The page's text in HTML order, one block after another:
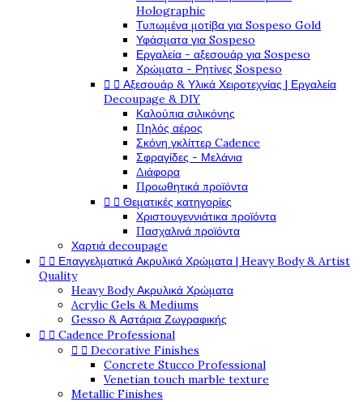
Holographic
Τυπωμένα μοτίβα για Sospeso Gold
Υφάσματα για Sospeso
Εργαλεία - αξεσουάρ για Sospeso
Χρώματα - Ρητίνες Sospeso
  Αξεσουάρ & Υλικά Χειροτεχνίας | Εργαλεία
Decoupage & DIY
Καλούπια σιλικόνης
Πηλός αέρος
Σκόνη γκλίττερ Cadence
Σφραγίδες - Μελάνια
Διάφορα
Προωθητικά προϊόντα
  Θεματικές κατηγορίες
Χριστουγεννιάτικα προϊόντα
Πασχαλινά προϊόντα
Χαρτιά decoupage
  Επαγγελματικά Ακρυλικά Χρώματα | Heavy Body & Artist
Quality
Heavy Body Ακρυλικά Χρώματα
Acrylic Gels & Mediums
Gesso & Αστάρια Ζωγραφικής
  Cadence Professional
  Decorative Finishes
Concrete Stucco Professional
Venetian touch marble texture
Metallic Finishes